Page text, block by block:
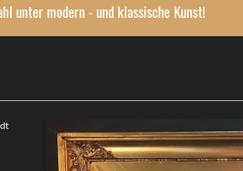
unter modern - und klassische Kunst!